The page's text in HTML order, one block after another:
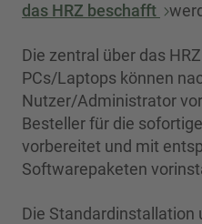
das HRZ beschafft
Die zentral über das
PCs/Laptops können
Nutzer/Administrator
Besteller für die
vorbereitet und mit
Softwarepaketen
Die Standardinstallation